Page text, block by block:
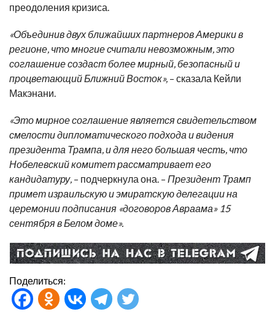
преодоления кризиса.
«Объединив двух ближайших партнеров Америки в
регионе, что многие считали невозможным, это
соглашение создаст более мирный, безопасный и
процветающий Ближний Восток», – сказала Кейли
Макэнани.
«Это мирное соглашение является свидетельством
смелости дипломатического подхода и видения
президента Трампа, и для него большая честь, что
Нобелевский комитет рассматривает его
кандидатуру, – подчеркнула она. – Президент Трамп
примет израильскую и эмиратскую делегации на
церемонии подписания «договоров Авраама» 15
сентября в Белом доме».
Поделиться: